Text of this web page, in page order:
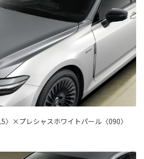
〉×プレシャスホワイトパール〈090〉